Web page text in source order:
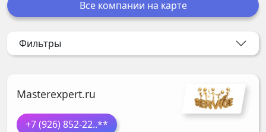
Все компании на карте
Фильтры
Masterexpert.ru
+7 (926) 852-22..**